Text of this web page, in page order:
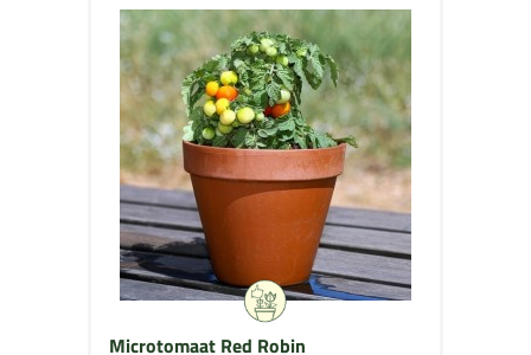
Microtomaat Red Robin